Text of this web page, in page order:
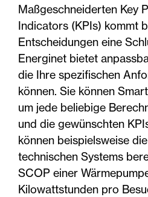
Maßgeschneiderten Key
Indicators (KPIs) kommt
Entscheidungen eine
Energinet bietet
die Ihre spezifischen
können. Sie können
um jede beliebige
und die gewünschten
können beispielsweise
technischen Systems
SCOP einer
Kilowattstunden pro